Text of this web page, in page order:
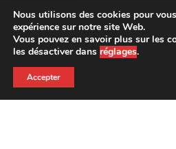
Nous utilisons des cookies pour
expérience sur notre site Web.
Vous pouvez en savoir plus sur les
les désactiver dans réglages.
Accepter